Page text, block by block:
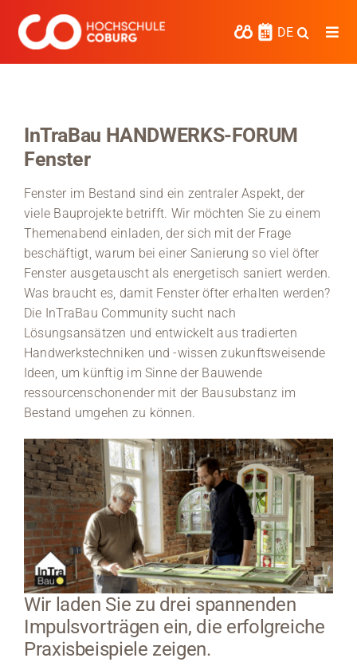
Inhalt
springen
DE
Kooperieren
Hochschule Coburg
Regionalentwicklung
Entdecke die Region
Informationen für …
Kontakt
Medien
News
Veranstaltungen
InTraBau HANDWERKS-FORUM
Fenster
Fenster im Bestand sind ein zentraler Aspekt, der
viele Bauprojekte betrifft. Wir möchten Sie zu einem
Themenabend einladen, der sich mit der Frage
beschäftigt, warum bei einer Sanierung so viel öfter
Fenster ausgetauscht als energetisch saniert werden.
Was braucht es, damit Fenster öfter erhalten werden?
Die InTraBau Community sucht nach
Lösungsansätzen und entwickelt aus tradierten
Handwerkstechniken und -wissen zukunftsweisende
Ideen, um künftig im Sinne der Bauwende
ressourcenschonender mit der Bausubstanz im
Bestand umgehen zu können.
Wir laden Sie zu drei spannenden
Impulsvorträgen ein, die erfolgreiche
Praxisbeispiele zeigen.